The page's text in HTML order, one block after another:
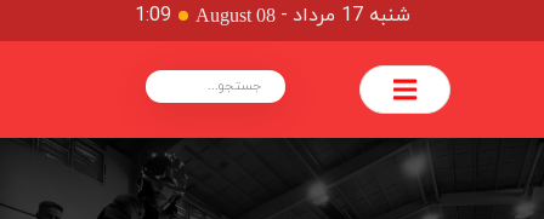
شنبه 17 مرداد -
August 08
1:09